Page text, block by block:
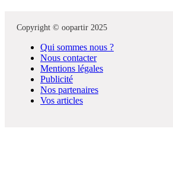
Copyright © oopartir 2025
Qui sommes nous ?
Nous contacter
Mentions légales
Publicité
Nos partenaires
Vos articles